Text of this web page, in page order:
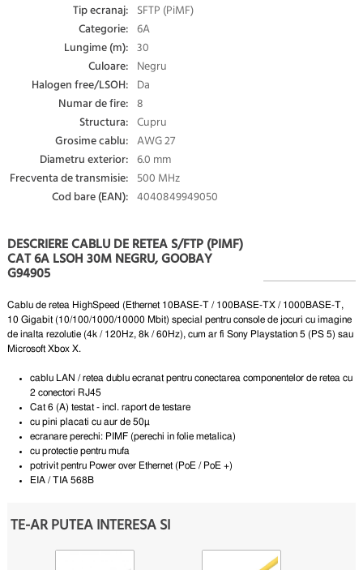
Tip ecranaj: SFTP (PiMF)
Categorie: 6A
Lungime (m): 30
Culoare: Negru
Halogen free/LSOH: Da
Numar de fire: 8
Structura: Cupru
Grosime cablu: AWG 27
Diametru exterior: 6.0 mm
Frecventa de transmisie: 500 MHz
Cod bare (EAN): 4040849949050
DESCRIERE CABLU DE RETEA S/FTP (PIMF)
CAT 6A LSOH 30M NEGRU, GOOBAY
G94905
Cablu de retea HighSpeed ​​(Ethernet 10BASE-T / 100BASE-TX / 1000BASE-T,
10 Gigabit (10/100/1000/10000 Mbit) special pentru console de jocuri cu imagine
de inalta rezolutie (4k / 120Hz, 8k / 60Hz), cum ar fi Sony Playstation 5 (PS 5) sau
Microsoft Xbox X.
cablu LAN / retea dublu ecranat pentru conectarea componentelor de retea cu
2 conectori RJ45
Cat 6 (A) testat - incl.raport de testare
cu pini placati cu aur de 50µ
ecranare perechi: PIMF (perechi in folie metalica)
cu protectie pentru mufa
potrivit pentru Power over Ethernet (PoE / PoE +)
EIA / TIA 568B
TE-AR PUTEA INTERESA SI